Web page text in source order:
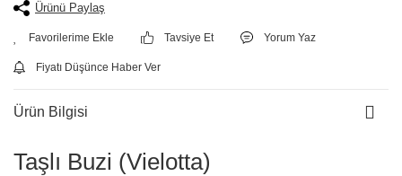
Ürünü Paylaş
Tavsiye Et Yorum Yaz
Fiyatı Düşünce Haber Ver
Ürün Bilgisi
Taşlı Buzi (Vielotta)